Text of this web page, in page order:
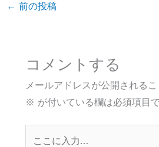
← 前の投稿
コメントする
メールアドレスが公開されるこ
※ が付いている欄は必須項目